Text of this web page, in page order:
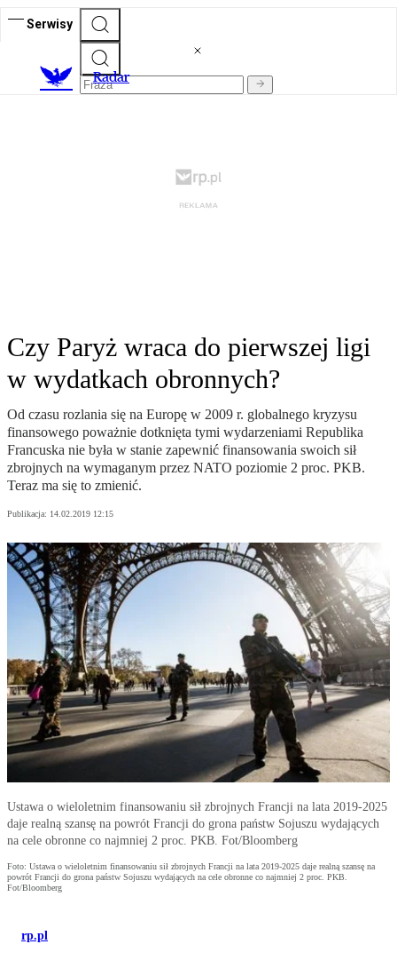
Serwisy
Radar
Czy Paryż wraca do pierwszej ligi
w wydatkach obronnych?
Od czasu rozlania się na Europę w 2009 r. globalnego kryzysu
finansowego poważnie dotknięta tymi wydarzeniami Republika
Francuska nie była w stanie zapewnić finansowania swoich sił
zbrojnych na wymaganym przez NATO poziomie 2 proc. PKB.
Teraz ma się to zmienić.
Publikacja: 14.02.2019 12:15
Ustawa o wieloletnim finansowaniu sił zbrojnych Francji na lata 2019-2025
daje realną szansę na powrót Francji do grona państw Sojuszu wydających
na cele obronne co najmniej 2 proc. PKB. Fot/Bloomberg
Foto: Ustawa o wieloletnim finansowaniu sił zbrojnych Francji na lata 2019-2025 daje realną szansę na
powrót Francji do grona państw Sojuszu wydających na cele obronne co najmniej 2 proc. PKB.
Fot/Bloomberg
rp.pl